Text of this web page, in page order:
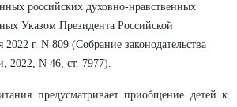
российских духовно-нравственных
Указом Президента Российской
г. N 809 (Собрание законодательства
2022, N 46, ст. 7977).
предусматривает приобщение детей к